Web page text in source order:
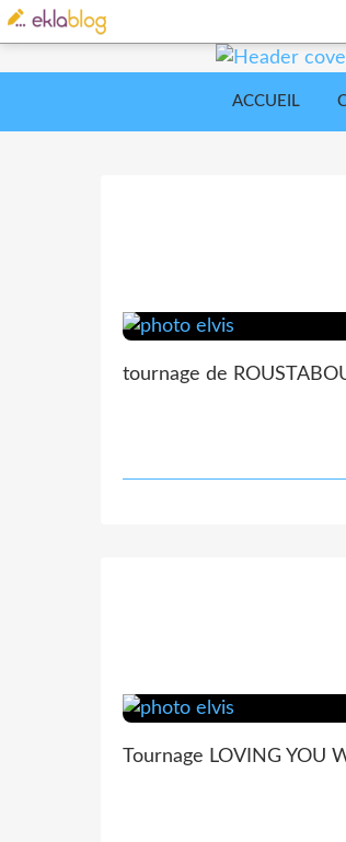
ACCUEIL
tournage de
Tournage LOVING YOU